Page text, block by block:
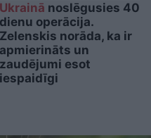
Ukrainā noslēgusies 40
dienu operācija.
Zelenskis norāda, ka ir
apmierināts un
zaudējumi esot
iespaidīgi